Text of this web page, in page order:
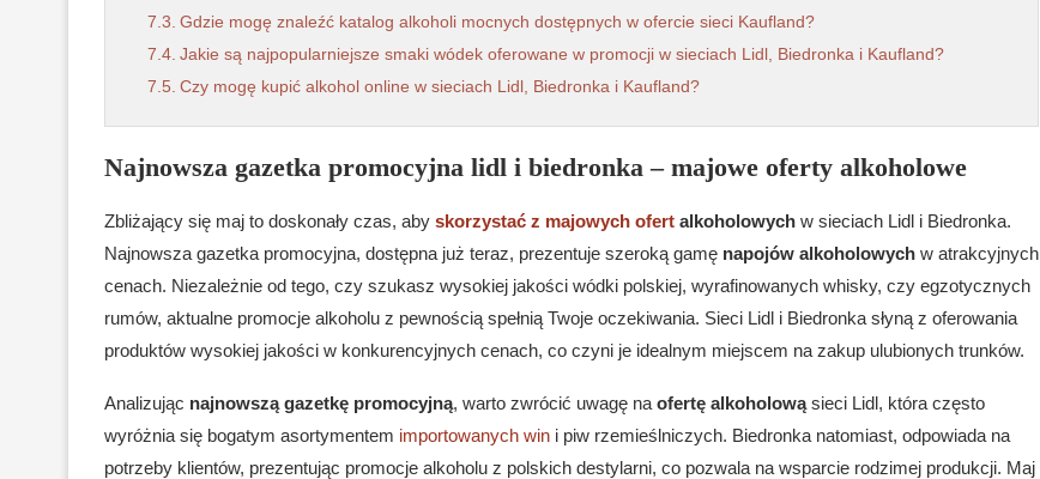
Gdzie mogę znaleźć katalog alkoholi mocnych dostępnych w ofercie sieci Kaufland?
Jakie są najpopularniejsze smaki wódek oferowane w promocji w sieciach Lidl, Biedronka i Kaufland?
Czy mogę kupić alkohol online w sieciach Lidl, Biedronka i Kaufland?
Najnowsza gazetka promocyjna lidl i biedronka – majowe oferty alkoholowe
Zbliżający się maj to doskonały czas, aby skorzystać z majowych ofert alkoholowych w sieciach Lidl i Biedronka.
Najnowsza gazetka promocyjna, dostępna już teraz, prezentuje szeroką gamę napojów alkoholowych w atrakcyjnych
cenach. Niezależnie od tego, czy szukasz wysokiej jakości wódki polskiej, wyrafinowanych whisky, czy egzotycznych
rumów, aktualne promocje alkoholu z pewnością spełnią Twoje oczekiwania. Sieci Lidl i Biedronka słyną z oferowania
produktów wysokiej jakości w konkurencyjnych cenach, co czyni je idealnym miejscem na zakup ulubionych trunków.
Analizując najnowszą gazetkę promocyjną, warto zwrócić uwagę na ofertę alkoholowąsieci Lidl, która często
wyróżnia się bogatym asortymentem importowanych win i piw rzemieślniczych. Biedronka natomiast, odpowiada na
potrzeby klientów, prezentując promocje alkoholu z polskich destylarni, co pozwala na wsparcie rodzimej produkcji. Maj